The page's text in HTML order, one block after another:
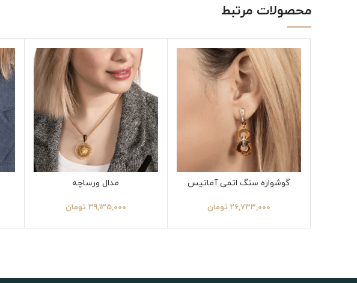
محصولات مرتبط
گوشواره سنگ اتمی آماتیس
26,733,000 تومان
مدال ورساچه
39,135,000 تومان